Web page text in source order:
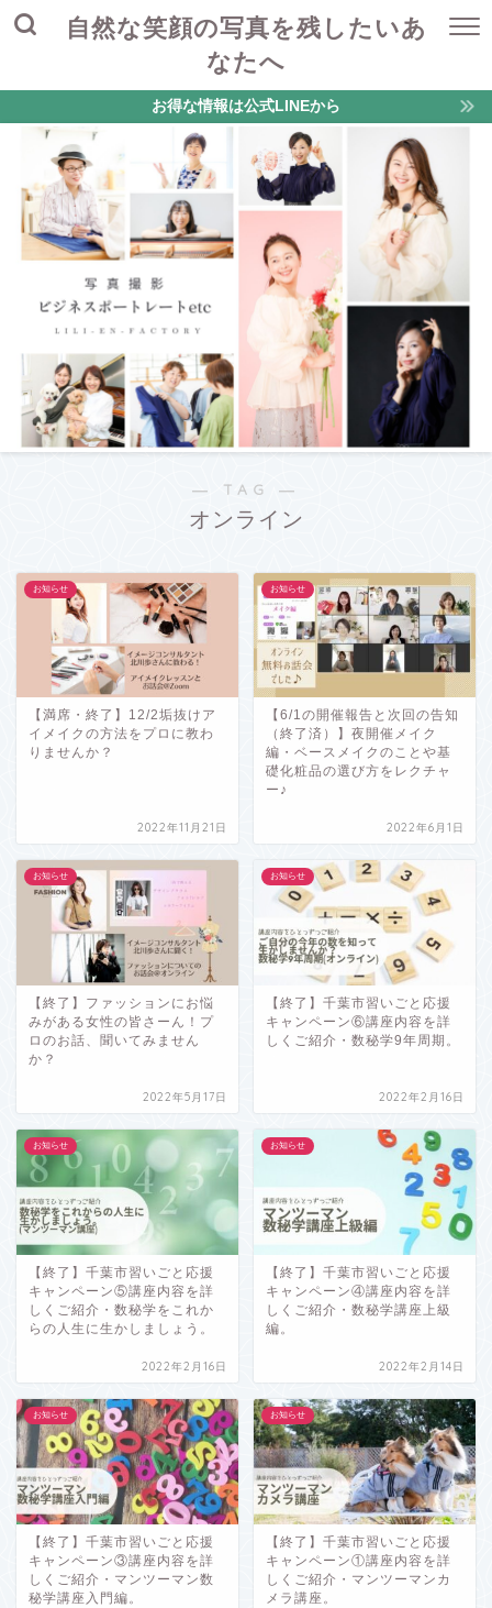
自然な笑顔の写真を残したいあ
なたへ
お得な情報は公式LINEから
― TAG ―
オンライン
お知らせ
【満席・終了】12/2垢抜けア
イメイクの方法をプロに教わ
りませんか？
2022年11月21日
お知らせ
【6/1の開催報告と次回の告知
（終了済）】夜開催メイク
編・ベースメイクのことや基
礎化粧品の選び方をレクチャ
ー♪
2022年6月1日
お知らせ
【終了】ファッションにお悩
みがある女性の皆さーん！プ
ロのお話、聞いてみません
か？
2022年5月17日
お知らせ
【終了】千葉市習いごと応援
キャンペーン⑥講座内容を詳
しくご紹介・数秘学9年周期。
2022年2月16日
お知らせ
【終了】千葉市習いごと応援
キャンペーン⑤講座内容を詳
しくご紹介・数秘学をこれか
らの人生に生かしましょう。
2022年2月16日
お知らせ
【終了】千葉市習いごと応援
キャンペーン④講座内容を詳
しくご紹介・数秘学講座上級
編。
2022年2月14日
お知らせ
【終了】千葉市習いごと応援
キャンペーン③講座内容を詳
しくご紹介・マンツーマン数
秘学講座入門編。
お知らせ
【終了】千葉市習いごと応援
キャンペーン①講座内容を詳
しくご紹介・マンツーマンカ
メラ講座。